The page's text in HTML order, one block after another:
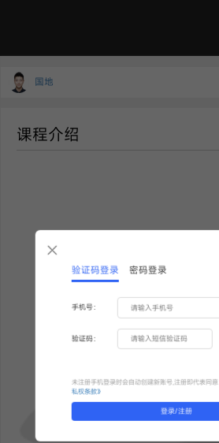
国地
课程介绍
验证码登录 密码登录
手机号：
验证码：
未注册手机登录时会自动创建新账号,注册即代表同意
私权条款》
登录/注册